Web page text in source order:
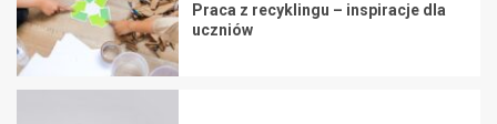
Praca z recyklingu – inspiracje dla
uczniów